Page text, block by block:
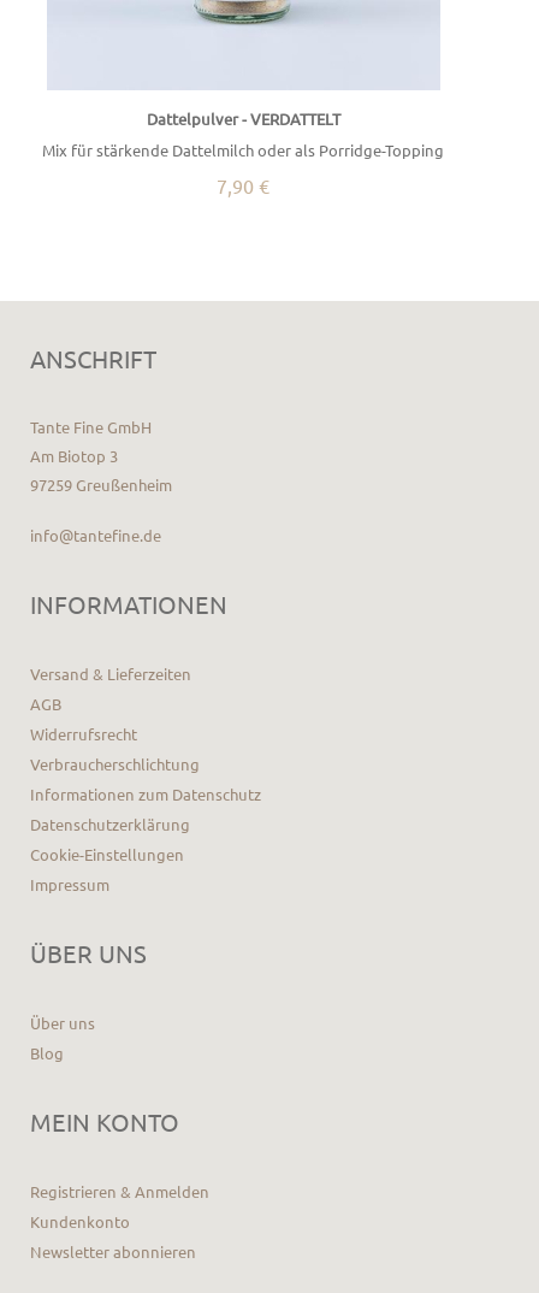
Dattelpulver - VERDATTELT
Mix für stärkende Dattelmilch oder als Porridge-Topping
7,90 €
ANSCHRIFT
Tante Fine GmbH
Am Biotop 3
97259 Greußenheim
info@tantefine.de
INFORMATIONEN
Versand & Lieferzeiten
AGB
Widerrufsrecht
Verbraucherschlichtung
Informationen zum Datenschutz
Datenschutzerklärung
Cookie-Einstellungen
Impressum
ÜBER UNS
Über uns
Blog
MEIN KONTO
Registrieren & Anmelden
Kundenkonto
Newsletter abonnieren